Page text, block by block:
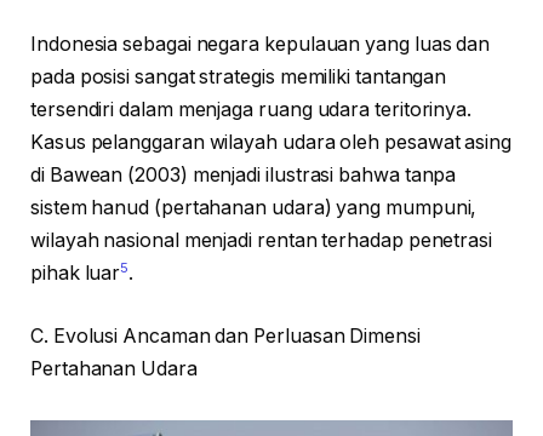
Indonesia sebagai negara kepulauan yang luas dan
pada posisi sangat strategis memiliki tantangan
tersendiri dalam menjaga ruang udara teritorinya.
Kasus pelanggaran wilayah udara oleh pesawat asing
di Bawean (2003) menjadi ilustrasi bahwa tanpa
sistem hanud (pertahanan udara) yang mumpuni,
wilayah nasional menjadi rentan terhadap penetrasi
pihak luar5.
C. Evolusi Ancaman dan Perluasan Dimensi
Pertahanan Udara